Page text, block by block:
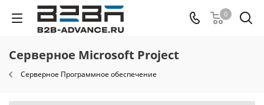
0
Серверное Microsoft Project
Серверное Программное обеспечение